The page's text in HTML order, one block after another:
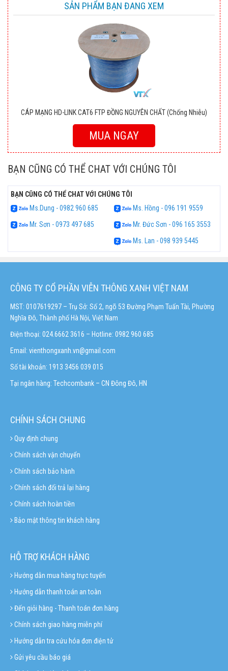
SẢN PHẨM BẠN ĐANG XEM
CÁP MẠNG HD-LINK CAT6 FTP ĐỒNG NGUYÊN CHẤT (Chống Nhiễu)
MUA NGAY
BẠN CŨNG CÓ THỂ CHAT VỚI CHÚNG TÔI
BẠN CŨNG CÓ THỂ CHAT VỚI CHÚNG TÔI
Ms.Dung - 0982 960 685
Ms. Hồng - 096 191 9559
Mr. Sơn - 0973 497 685
Mr. Đức Sơn - 096 165 3553
Ms. Lan - 098 939 5445
CÔNG TY CỔ PHẦN VIỄN THÔNG XANH VIỆT NAM
MST: 0107619297 – Trụ Sở: Số 2, ngõ 53 Đường Phạm Tuấn Tài, Phường
Nghĩa Đô, Thành phố Hà Nội, Việt Nam
Điện thoại: 024.6662 3616 – Hotline: 0982 960 685
Email: vienthongxanh.vn@gmail.com
Số tài khoản: 1913 3456 039 015
Tại ngân hàng: Techcombank – CN Đông Đô, HN
CHÍNH SÁCH CHUNG
Quy định chung
Chính sách vận chuyển
Chính sách bảo hành
Chính sách đổi trả lại hàng
Chính sách hoàn tiền
Bảo mật thông tin khách hàng
HỖ TRỢ KHÁCH HÀNG
Hướng dẫn mua hàng trực tuyến
Hướng dẫn thanh toán an toàn
Đến giỏi hàng - Thanh toán đơn hàng
Chính sách giao hàng miễn phí
Hướng dẫn tra cứu hóa đơn điện tử
Gửi yêu cầu báo giá